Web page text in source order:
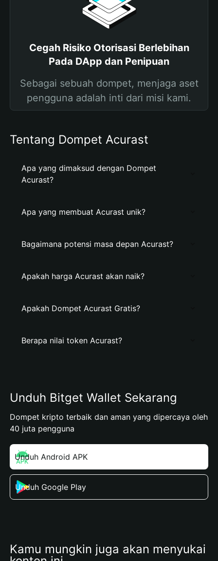
Cegah Risiko Otorisasi Berlebihan
Pada DApp dan Penipuan
Sebagai sebuah dompet, menjaga aset
pengguna adalah inti dari misi kami.
Tentang Dompet Acurast
Apa yang dimaksud dengan Dompet
Acurast?
Apa yang membuat Acurast unik?
Bagaimana potensi masa depan Acurast?
Apakah harga Acurast akan naik?
Apakah Dompet Acurast Gratis?
Berapa nilai token Acurast?
Unduh Bitget Wallet Sekarang
Dompet kripto terbaik dan aman yang dipercaya oleh
40 juta pengguna
Unduh Android APK
Unduh Google Play
Kamu mungkin juga akan menyukai